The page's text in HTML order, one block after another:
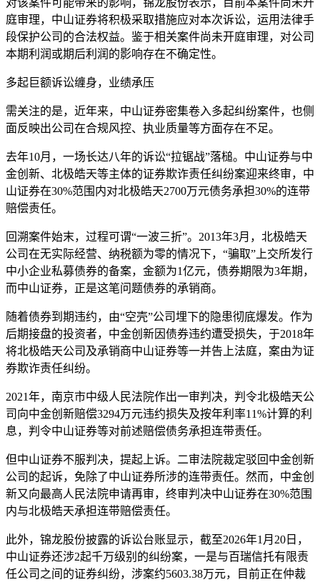
庭审理，中山证券将积极采取措施应对本次诉讼，运用法律手
段保护公司的合法权益。鉴于相关案件尚未开庭审理，对公司
本期利润或期后利润的影响存在不确定性。
多起巨额诉讼缠身，业绩承压
需关注的是，近年来，中山证券密集卷入多起纠纷案件，也侧
面反映出公司在合规风控、执业质量等方面存在不足。
去年10月，一场长达八年的诉讼“拉锯战”落槌。中山证券与中
金创新、北极皓天等主体的证券欺诈责任纠纷案迎来终审，中
山证券在30%范围内对北极皓天2700万元债务承担30%的连带
赔偿责任。
回溯案件始末，过程可谓“一波三折”。2013年3月，北极皓天
公司在无实际经营、纳税额为零的情况下，“骗取”上交所发行
中小企业私募债券的备案，金额为1亿元，债券期限为3年期，
而中山证券，正是这笔问题债券的承销商。
随着债券到期违约，由“空壳”公司埋下的隐患彻底爆发。作为
后期接盘的投资者，中金创新因债券违约遭受损失，于2018年
将北极皓天公司及承销商中山证券等一并告上法庭，案由为证
券欺诈责任纠纷。
2021年，南京市中级人民法院作出一审判决，判令北极皓天公
司向中金创新赔偿3294万元违约损失及按年利率11%计算的利
息，判令中山证券等对前述赔偿债务承担连带责任。
但中山证券不服判决，提起上诉。二审法院裁定驳回中金创新
公司的起诉，免除了中山证券所涉的连带责任。然而，中金创
新又向最高人民法院申请再审，终审判决中山证券在30%范围
内与北极皓天承担连带赔偿责任。
此外，锦龙股份披露的诉讼台账显示，截至2026年1月20日，
中山证券还涉2起千万级别的纠纷案，一是与百瑞信托有限责
任公司之间的证券纠纷，涉案约5603.38万元，目前正在仲裁